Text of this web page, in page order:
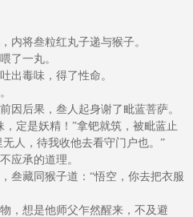
将叁粒红丸子递与猴子。
了一丸。
出毒味，得了性命。
后果，叁人起身谢了毗蓝菩萨。
定是妖精！”拿钯就筑，被毗蓝止
人，待我收他去看守门户也。”
应承的道理。
叁藏同猴子道：“悟空，你去把衣服
，想是他师父乍然醒来，不及避